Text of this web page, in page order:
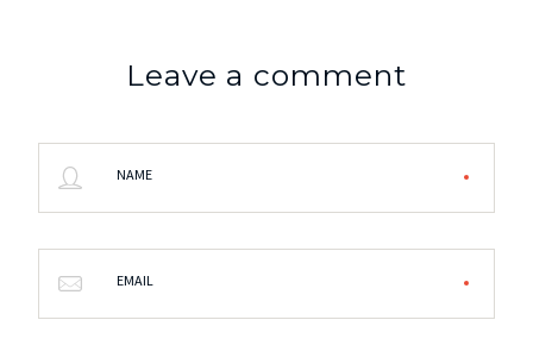
Leave a comment
NAME
EMAIL